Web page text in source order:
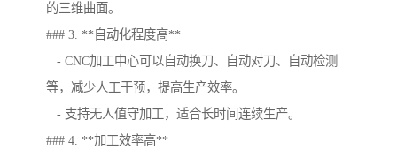
的三维曲面。
### 3. **自动化程度高**
- CNC加工中心可以自动换刀、自动对刀、自动检测
等，减少人工干预，提高生产效率。
- 支持无人值守加工，适合长时间连续生产。
### 4. **加工效率高**